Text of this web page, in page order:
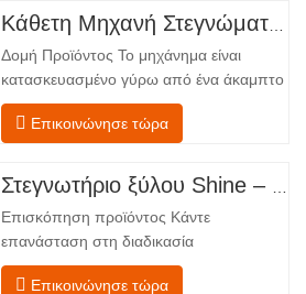
Δομή Προϊόντος Το μηχάνημα είναι
κατασκευασμένο γύρω από ένα άκαμπτο
χαλύβδινο πλαίσιο που υποστηρίζει
τέσσερις ενσωματωμένες λειτουργικές
από την τροφοδοσία έως την
εκφόρτωση. Τμήμα Τροφοδοσίας –
Εξοπλισμένο με έναν μεταφορέα
τροφοδοσίας και έναν μηχανισμό…
Επικοινώνησε τώρα
Επισκόπηση προϊόντος Κάντε
επανάσταση στη διαδικασία
στεγνώματος του καπλαμά σας με την
προηγμένη τεχνολογία Shenghuai Ο
Επικοινώνησε τώρα